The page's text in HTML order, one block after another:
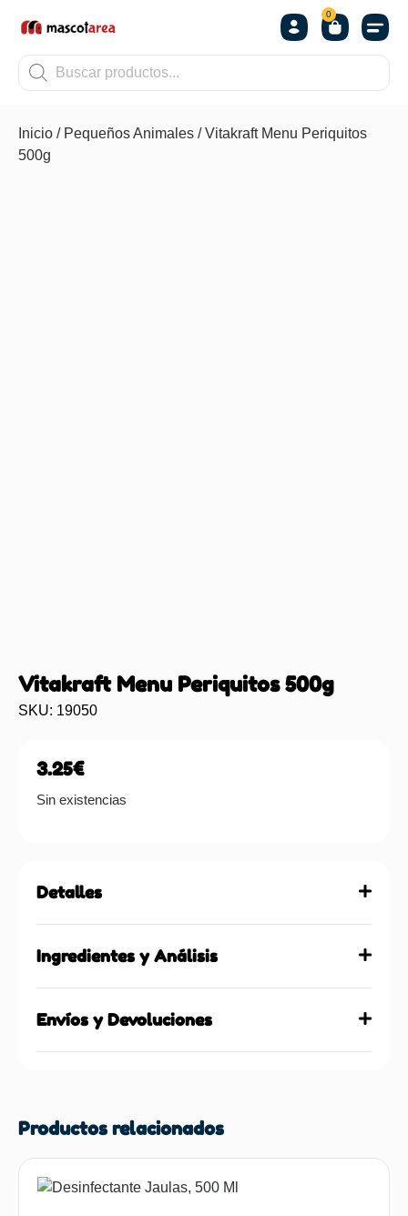
0
Inicio / Pequeños Animales / Vitakraft Menu Periquitos
500g
Vitakraft Menu Periquitos 500g
SKU: 19050
3.25€
Sin existencias
Detalles
Ingredientes y Análisis
Envíos y Devoluciones
Productos relacionados